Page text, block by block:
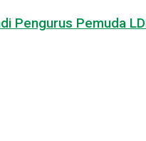
Pengurus Pemuda